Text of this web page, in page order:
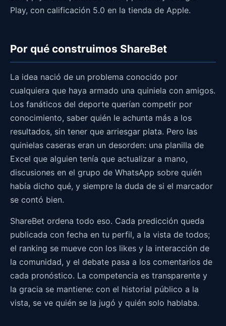
Play, con calificación 5.0 en la tienda de Apple.
Por qué construimos ShareBet
La idea nació de un problema conocido por
cualquiera que haya armado una quiniela con amigos.
Los fanáticos del deporte querían competir por
conocimiento, saber quién le achunta más a los
resultados, sin tener que arriesgar plata. Pero las
quinielas caseras eran un desorden: una planilla de
Excel que alguien tenía que actualizar a mano,
discusiones en el grupo de WhatsApp sobre quién
había dicho qué, y siempre la duda de si el marcador
se contó bien.
ShareBet ordena todo eso. Cada predicción queda
publicada con fecha en tu perfil, a la vista de todos;
el ranking se mueve con los likes y la interacción de
la comunidad, y el debate pasa a los comentarios de
cada pronóstico. La competencia es transparente y
la gracia se mantiene: con el historial público a la
vista, se ve quién se la jugó y quién solo hablaba.